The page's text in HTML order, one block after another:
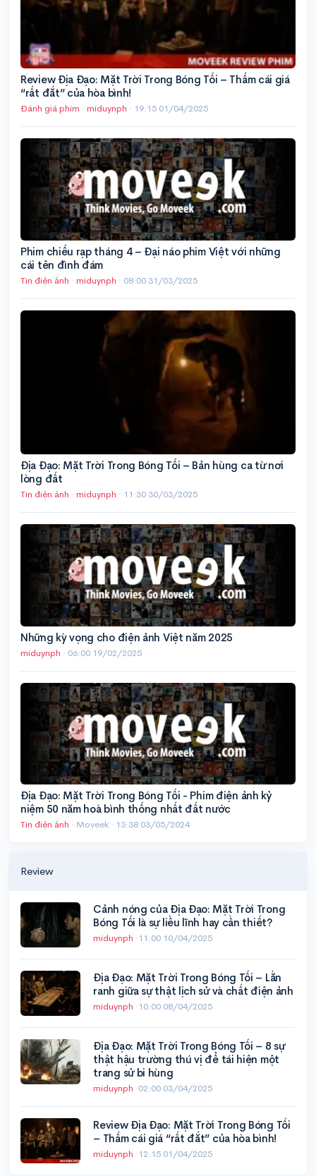
Review Địa Đạo: Mặt Trời Trong Bóng Tối – Thấm cái giá
“rất đắt” của hòa bình!
Đánh giá phim · miduynph · 19:15 01/04/2025
Phim chiếu rạp tháng 4 – Đại náo phim Việt với những
cái tên đình đám
Tin điện ảnh · miduynph · 08:00 31/03/2025
Địa Đạo: Mặt Trời Trong Bóng Tối – Bản hùng ca từ nơi
lòng đất
Tin điện ảnh · miduynph · 11:30 30/03/2025
Những kỳ vọng cho điện ảnh Việt năm 2025
miduynph · 06:00 19/02/2025
Địa Đạo: Mặt Trời Trong Bóng Tối - Phim điện ảnh kỷ
niệm 50 năm hoà bình thống nhất đất nước
Tin điện ảnh · Moveek · 13:38 03/05/2024
Review
Cảnh nóng của Địa Đạo: Mặt Trời Trong
Bóng Tối là sự liều lĩnh hay cần thiết?
miduynph ·11:00 10/04/2025
Địa Đạo: Mặt Trời Trong Bóng Tối – Lằn
ranh giữa sự thật lịch sử và chất điện ảnh
miduynph ·10:00 08/04/2025
Địa Đạo: Mặt Trời Trong Bóng Tối – 8 sự
thật hậu trường thú vị để tái hiện một
trang sử bi hùng
miduynph ·02:00 03/04/2025
Review Địa Đạo: Mặt Trời Trong Bóng Tối
– Thấm cái giá “rất đắt” của hòa bình!
miduynph ·12:15 01/04/2025